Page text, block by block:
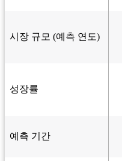
시장 규모 (예측 연도)
성장률
예측 기간